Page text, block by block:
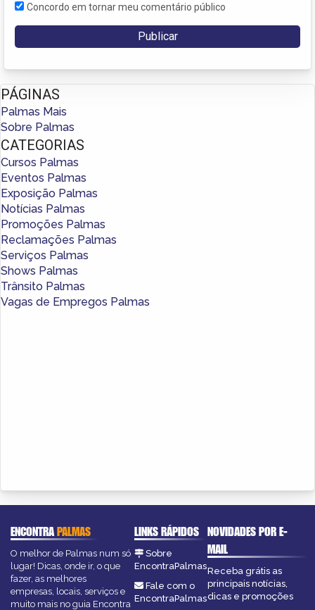
Concordo em tornar meu comentário público
PÁGINAS
Palmas Mais
Sobre Palmas
CATEGORIAS
Cursos Palmas
Eventos Palmas
Exposição Palmas
Notícias Palmas
Promoções Palmas
Reclamações Palmas
Serviços Palmas
Shows Palmas
Trânsito Palmas
Vagas de Empregos Palmas
ENCONTRAPALMAS
O melhor de Palmas num só
lugar! Dicas, onde ir, o que
fazer, as melhores
empresas, locais, serviços e
muito mais no guia Encontra
LINKS RÁPIDOS
Sobre
EncontraPalmas
Fale com o
EncontraPalmas
NOVIDADES POR E-
MAIL
Receba grátis as
principais notícias,
dicas e promoções